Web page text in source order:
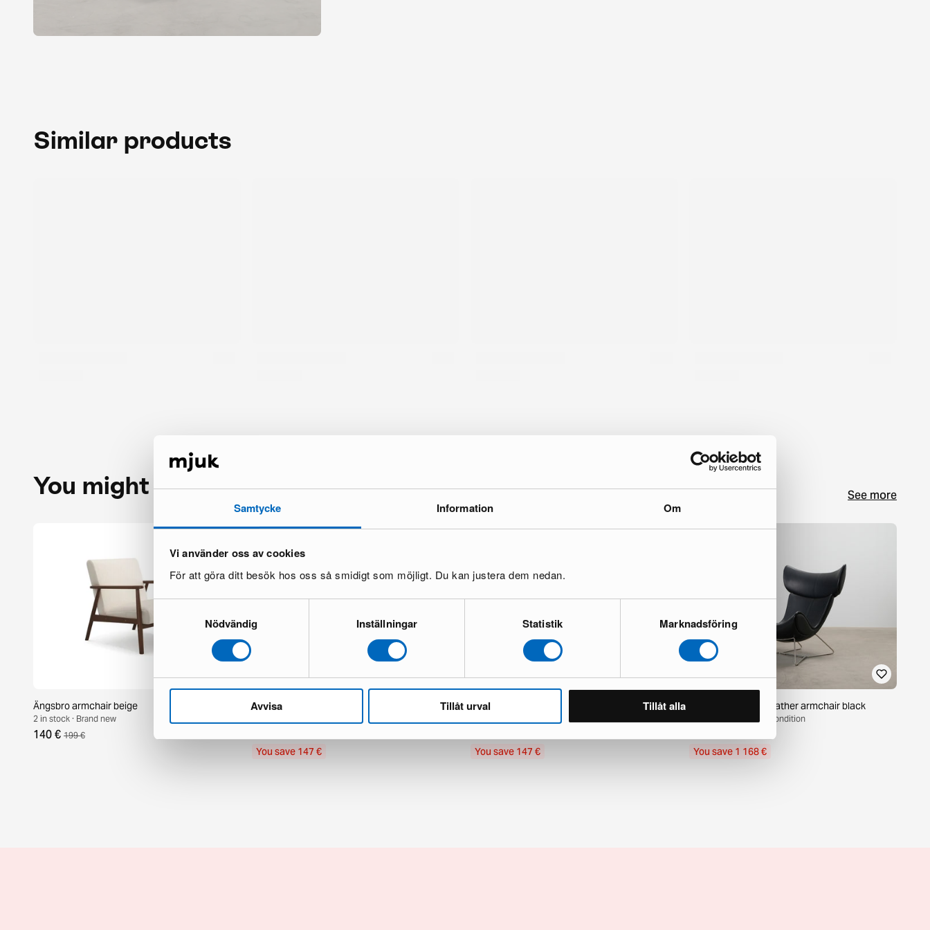
Samtycke Information Om
Vi använder oss av cookies
För att göra ditt besök hos oss så smidigt som möjligt. Du kan justera dem nedan.
Nödvändig Inställningar Statistik Marknadsföring
Avvisa Tillåt urval Tillåt alla
Similar products
You might also like See more
Ängsbro armchair beige
2 in stock · Brand new
140 € 199 €
Chesterfield Lyx armchair dark brown leather
You save 147 €
Chesterfield Lyx armchair dark brown leather
You save 147 €
BoConcept Imola leather armchair black
1 in stock · Excellent condition
You save 1 168 €